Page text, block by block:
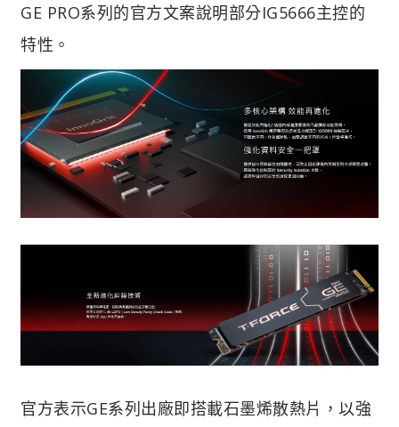
GE PRO系列的官方文案說明部分IG5666主控的
特性。
官方表示GE系列出廠即搭載石墨烯散熱片，以強